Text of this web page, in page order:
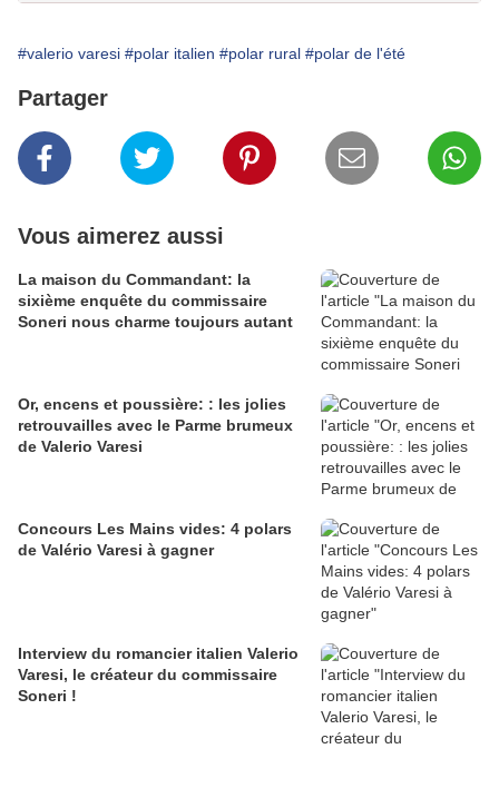
#valerio varesi #polar italien #polar rural #polar de l'été
Partager
Vous aimerez aussi
La maison du Commandant: la
sixième enquête du commissaire
Soneri nous charme toujours autant
Or, encens et poussière: : les jolies
retrouvailles avec le Parme brumeux
de Valerio Varesi
Concours Les Mains vides: 4 polars
de Valério Varesi à gagner
Interview du romancier italien Valerio
Varesi, le créateur du commissaire
Soneri !